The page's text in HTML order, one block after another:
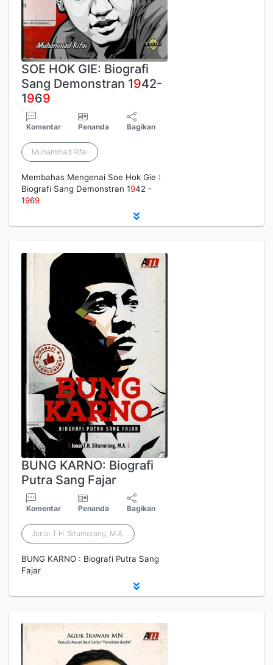
SOE HOK GIE: Biografi
Sang Demonstran 1942-
1969
Komentar Penanda Bagikan
Muhammad Rifai
Membahas Mengenai Soe Hok Gie :
Biografi Sang Demonstran 1942 -
1969
BUNG KARNO: Biografi
Putra Sang Fajar
Komentar Penanda Bagikan
Jonar T.H. Situmorang, M.A.
BUNG KARNO : Biografi Putra Sang
Fajar